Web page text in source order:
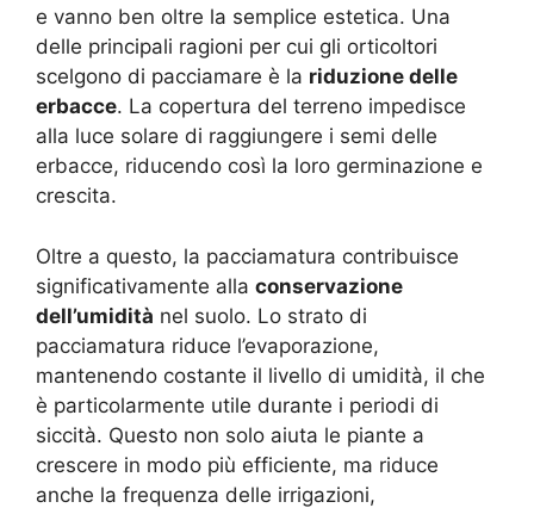
e vanno ben oltre la semplice estetica. Una
delle principali ragioni per cui gli orticoltori
scelgono di pacciamare è la riduzione delle
erbacce. La copertura del terreno impedisce
alla luce solare di raggiungere i semi delle
erbacce, riducendo così la loro germinazione e
crescita.
Oltre a questo, la pacciamatura contribuisce
significativamente alla conservazione
dell’umidità nel suolo. Lo strato di
pacciamatura riduce l’evaporazione,
mantenendo costante il livello di umidità, il che
è particolarmente utile durante i periodi di
siccità. Questo non solo aiuta le piante a
crescere in modo più efficiente, ma riduce
anche la frequenza delle irrigazioni,